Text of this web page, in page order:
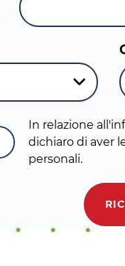
In relazione
dichiaro di aver
personali.